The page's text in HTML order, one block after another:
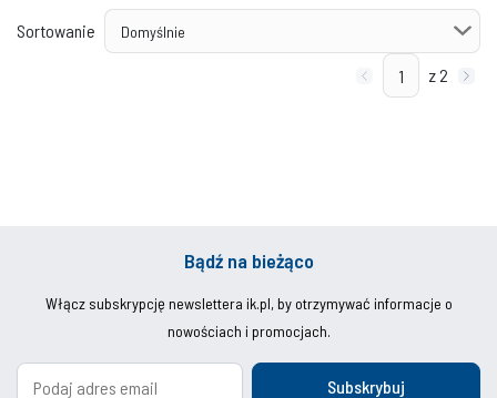
Sortowanie
z 2
Bądź na bieżąco
Włącz subskrypcję newslettera ik.pl, by otrzymywać informacje o
nowościach i promocjach.
Subskrybuj